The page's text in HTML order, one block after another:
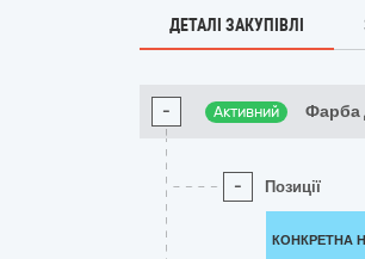
ДЕТАЛІ ЗАКУПІВЛІ
- Активний Фарба
- Позиції
КОНКРЕТНА